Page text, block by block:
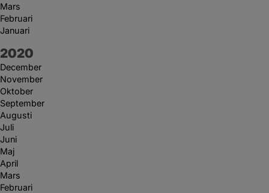
Mars
Februari
Januari
År:
2020
December
November
Oktober
September
Augusti
Juli
Juni
Maj
April
Mars
Februari